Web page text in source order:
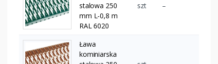
stalowa 250
mm L-0,8 m
RAL 6020
szt –
Ława
kominiarska